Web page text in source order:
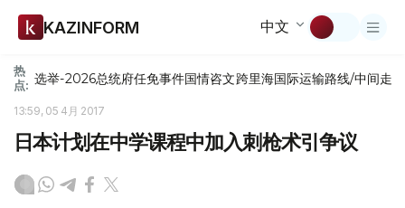
KAZINFORM 中文
热
点: 选举-2026总统府任免事件国情咨文跨里海国际运输路线/中间走廊
13:59, 05 4月 2017
日本计划在中学课程中加入刺枪术引争议